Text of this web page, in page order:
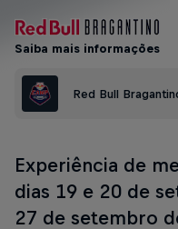
Saiba mais informações
Red Bull
Experiência de
dias 19 e 20 de
27 de setembro